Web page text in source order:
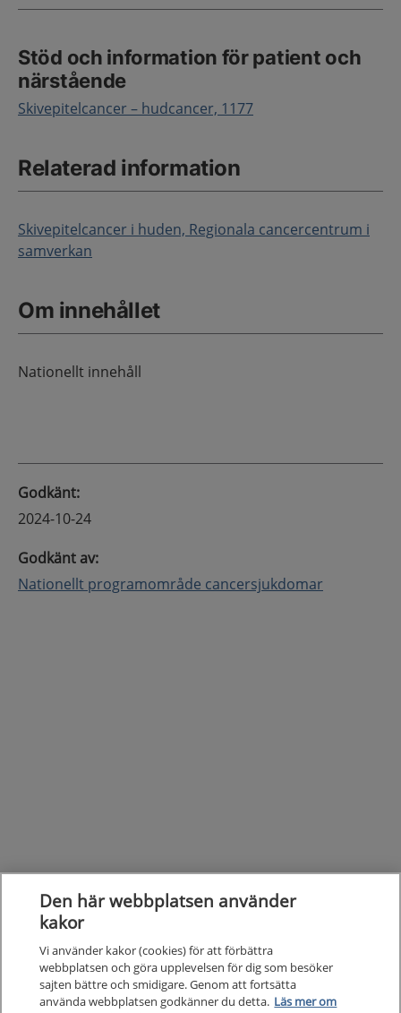
Stöd och information för patient och
närstående
Skivepitelcancer – hudcancer, 1177
Relaterad information
Skivepitelcancer i huden, Regionala cancercentrum i
samverkan
Om innehållet
Nationellt innehåll
Godkänt:
2024-10-24
Godkänt av:
Nationellt programområde cancersjukdomar
Den här webbplatsen använder
kakor
Vi använder kakor (cookies) för att förbättra
webbplatsen och göra upplevelsen för dig som besöker
sajten bättre och smidigare. Genom att fortsätta
använda webbplatsen godkänner du detta. Läs mer om